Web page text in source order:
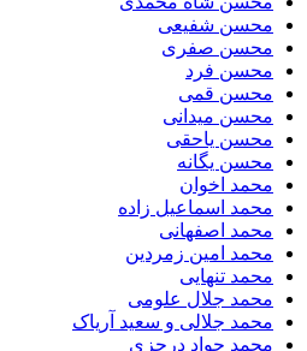
محسن شفیعی
محسن صفری
محسن فرد
محسن قمی
محسن میدانی
محسن یاحقی
محسن یگانه
محمد اخوان
محمد اسماعیل زاده
محمد اصفهانی
محمد امین زمردین
محمد تنهایی
محمد جلال علومی
محمد جلالی و سعید آریاک
محمد جواد درجزی